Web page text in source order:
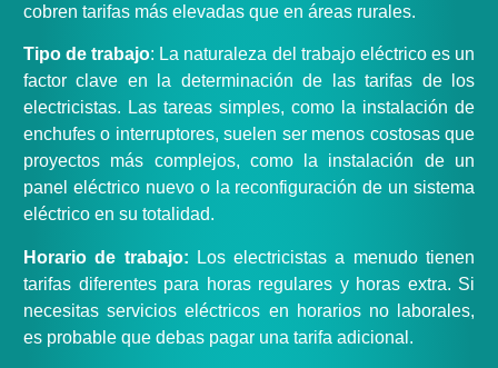
cobren tarifas más elevadas que en áreas rurales.
Tipo de trabajo: La naturaleza del trabajo eléctrico es un
factor clave en la determinación de las tarifas de los
electricistas. Las tareas simples, como la instalación de
enchufes o interruptores, suelen ser menos costosas que
proyectos más complejos, como la instalación de un
panel eléctrico nuevo o la reconfiguración de un sistema
eléctrico en su totalidad.
Horario de trabajo: Los electricistas a menudo tienen
tarifas diferentes para horas regulares y horas extra. Si
necesitas servicios eléctricos en horarios no laborales,
es probable que debas pagar una tarifa adicional.